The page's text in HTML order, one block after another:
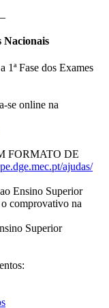
Nacionais
1ª Fase dos Exames
se online na
FORMATO DE
ajudas/
Ensino Superior
comprovativo na
Superior